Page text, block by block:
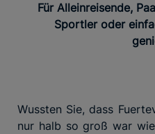
Für Alleinreisende,
Sportler oder
Wussten Sie, dass
nur halb so groß war